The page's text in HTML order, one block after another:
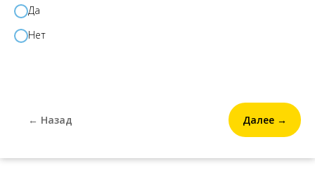
Да
Нет
← Назад Далее →